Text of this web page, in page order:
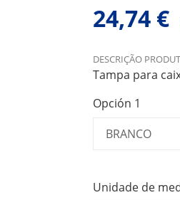
24,74 €
DESCRIÇÃO
Tampa para
Opción 1
Unidade de